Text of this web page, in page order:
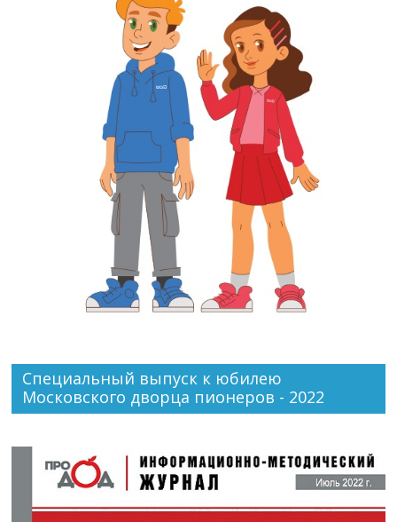
Специальный выпуск к юбилею
Московского дворца пионеров - 2022